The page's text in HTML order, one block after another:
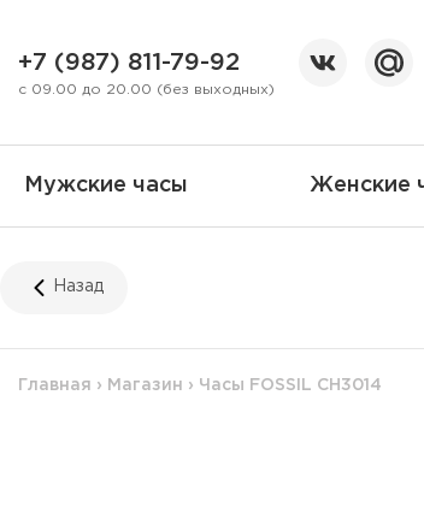
+7 (987) 811-79-92
с 09.00 до 20.00 (без выходных)
Мужские часы Женские
Назад
Главная › Магазин › Часы FOSSIL CH3014